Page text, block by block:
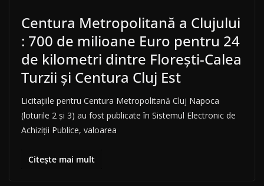
Centura Metropolitană a Clujului
: 700 de milioane Euro pentru 24
de kilometri dintre Florești-Calea
Turzii și Centura Cluj Est
Licitațiile pentru Centura Metropolitană Cluj Napoca
(loturile 2 și 3) au fost publicate în Sistemul Electronic de
Achiziții Publice, valoarea
Citește mai mult